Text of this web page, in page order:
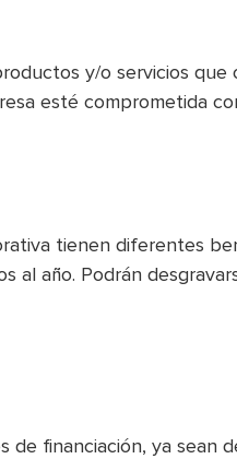
y/o servicios
esté comprometida
tienen diferentes
al año. Podrán
financiación, ya sean